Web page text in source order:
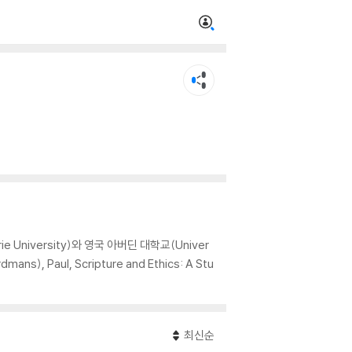
University)와 영국 아버딘 대학교(Univer
Paul, Scripture and Ethics: A Stu
최신순